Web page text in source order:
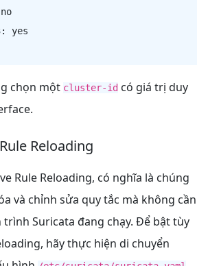
yes
chọn một cluster-id có giá trị duy
Reloading
Rule Reloading, có nghĩa là chúng
và chỉnh sửa quy tắc mà không cần
Suricata đang chạy. Để bật tùy
hãy thực hiện di chuyển